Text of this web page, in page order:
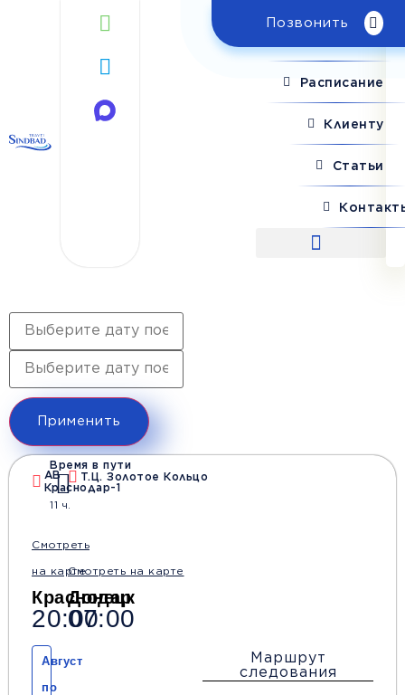
Позвонить
Расписание
Клиенту
Статьи
Применить
АВ
Краснодар-1
Смотреть
на карте
Краснодар
20:00
Время в пути
11 ч.
Т.Ц. Золотое Кольцо
Смотреть на карте
Донецк
07:00
Август
по
Маршрут
следования